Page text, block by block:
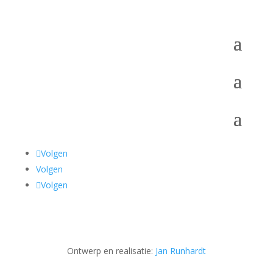
Volgen
Volgen
Volgen
Ontwerp en realisatie: Jan Runhardt